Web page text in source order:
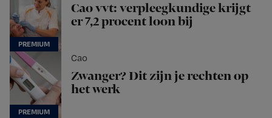
Cao vvt: verpleegkundige krijgt
er 7,2 procent loon bij
Cao
Zwanger? Dit zijn je rechten op
het werk